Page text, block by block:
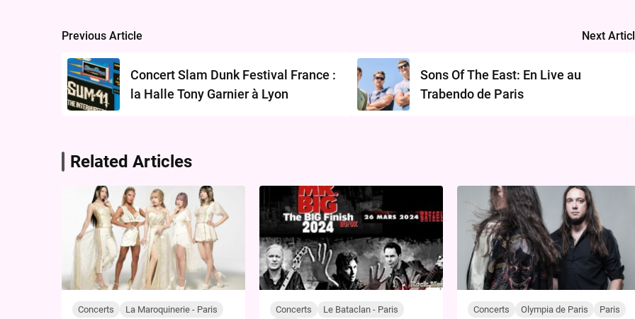
Post
navigation
Previous Article
Concert Slam Dunk Festival France :
la Halle Tony Garnier à Lyon
Next
Sons Of The East: En Live au
Trabendo de Paris
Related Articles
Concerts La Maroquinerie - Paris Concerts
Le Bataclan - Paris
Concerts Olympia de Paris Paris